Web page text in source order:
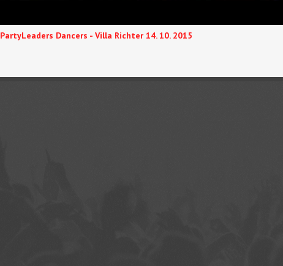
PartyLeaders Dancers - Villa Richter 14. 10. 2015